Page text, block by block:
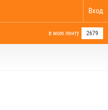
Вход
в мою ленту 2679